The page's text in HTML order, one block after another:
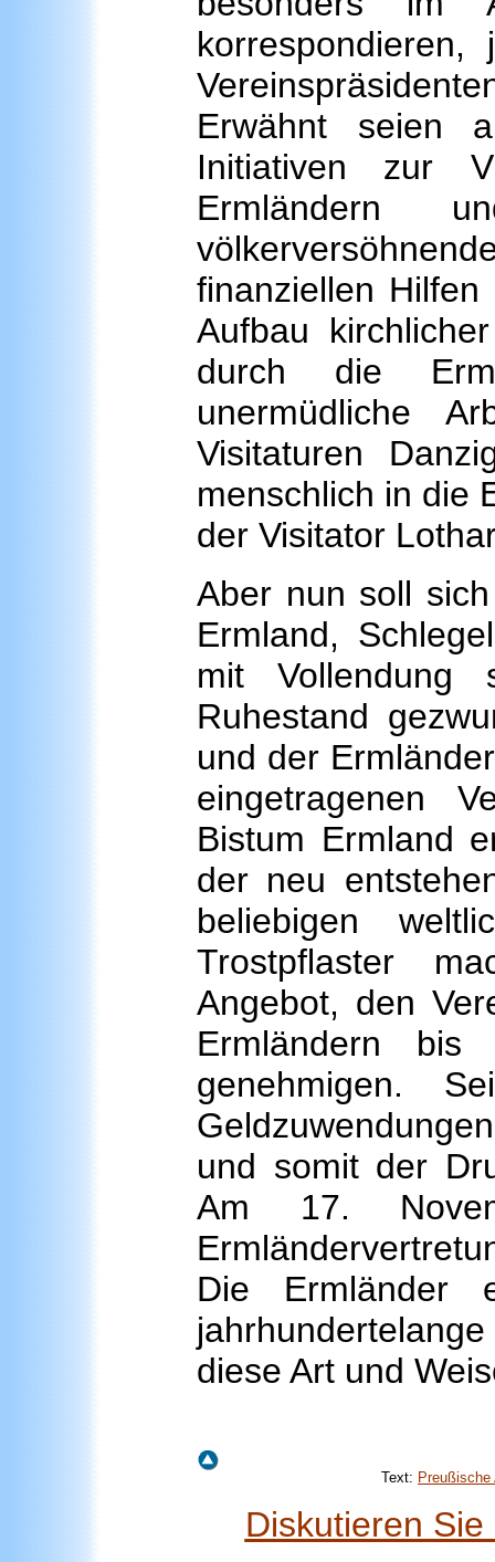
Erwähnt seien
Initiativen zur
Ermländern
finanziellen
Aufbau
durch die
unermüdliche
Visitaturen
menschlich in die
der Visitator
Aber nun soll
Ermland,
mit Vollendung
Ruhestand
und der
eingetragenen
Bistum Ermland
der neu
beliebigen
Trostpflaster
Angebot, den
Ermländern
genehmigen.
und somit der
Am 17.
Die Ermländer
diese Art und
Text: Preußische
Diskutieren